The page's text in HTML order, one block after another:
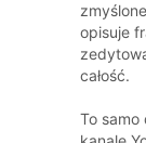
opisuje
całość.
To